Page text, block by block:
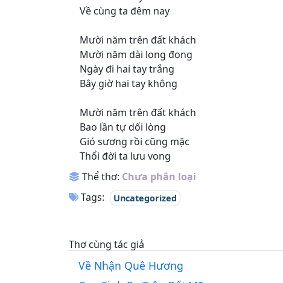
Về cùng ta đêm nay
Mười năm trên đất khách
Mười năm dài long đong
Ngày đi hai tay trắng
Bây giờ hai tay không
Mười năm trên đất khách
Bao lần tự dối lòng
Gió sương rồi cũng mặc
Thổi đời ta lưu vong
Thể thơ: Chưa phân loại
Tags:
Uncategorized
Thơ cùng tác giả
Về Nhận Quê Hương